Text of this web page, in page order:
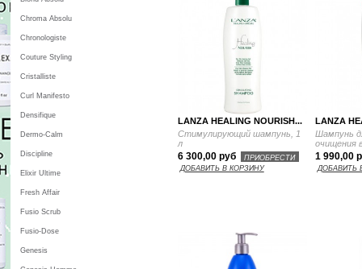
LANZA HEALING NOURISH...
Стимулирующий шампунь, 1
л
6 300,00 руб
ПРИОБРЕСТИ
ДОБАВИТЬ В КОРЗИНУ
LANZA
Шампунь
очищения
1 990,00
ДОБАВИТЬ
Chroma Absolu
Chronologiste
Couture Styling
Cristalliste
Curl Manifesto
Densifique
Dermo-Calm
Discipline
Elixir Ultime
Fresh Affair
Fusio Scrub
Fusio-Dose
Genesis